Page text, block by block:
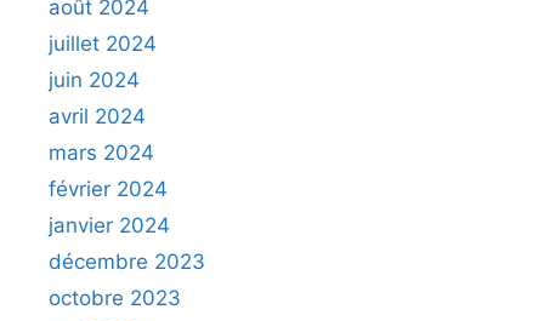
août 2024
juillet 2024
juin 2024
avril 2024
mars 2024
février 2024
janvier 2024
décembre 2023
octobre 2023